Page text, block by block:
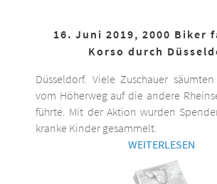
16. Juni 2019, 2000 Biker
Korso durch
Düsseldorf. Viele Zuschauer
vom Höherweg auf die andere
führte. Mit der Aktion wurden
kranke Kinder gesammelt.
WEITERLESEN